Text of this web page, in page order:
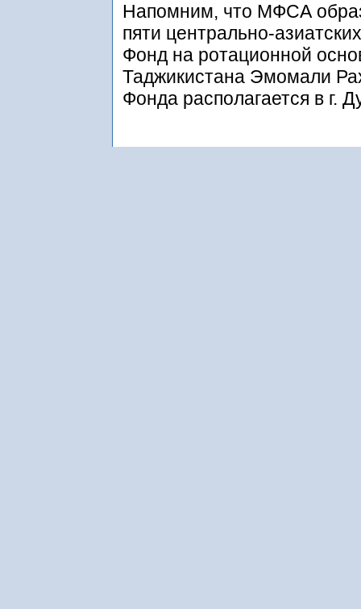
Напомним, что МФСА
пяти центрально-
Фонд на ротационной
Таджикистана Эмомали
Фонда располагается в г.